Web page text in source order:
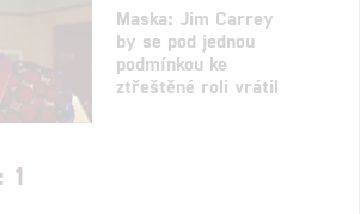
Maska: Jim Carrey
by se pod jednou
podmínkou ke
ztřeštěné roli vrátil
1